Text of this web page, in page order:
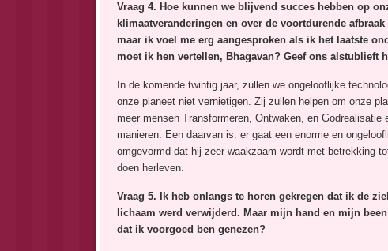
Vraag 4. Hoe kunnen we blijvend succes hebben op
klimaatveranderingen en over de voortdurende
maar ik voel me erg aangesproken als ik het laatste
moet ik hen vertellen, Bhagavan? Geef ons alstublieft
In de komende twintig jaar, zullen we ongelooflijke
onze planeet niet vernietigen. Zij zullen helpen om onze
meer mensen Transformeren, Ontwaken, en
manieren. Een daarvan is: er gaat een enorme en
omgevormd dat hij zeer waakzaam wordt met betrekking
doen herleven.
Vraag 5. Ik heb onlangs te horen gekregen dat ik de
lichaam werd verwijderd. Maar mijn hand en mijn
dat ik voorgoed ben genezen?